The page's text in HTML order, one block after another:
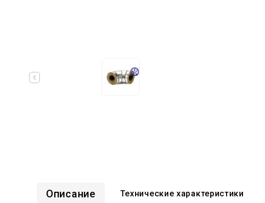
Описание Технические характеристики